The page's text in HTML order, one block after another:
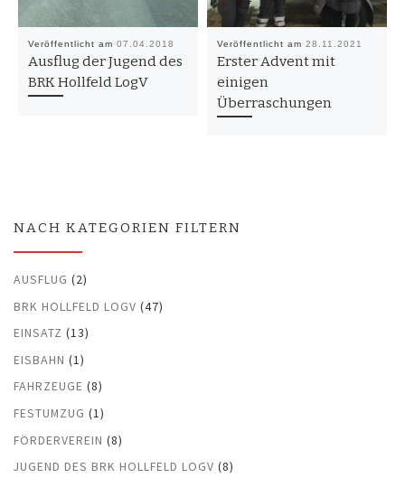
Veröffentlicht am07.04.2018
Ausflug der Jugend des
BRK Hollfeld LogV
Veröffentlicht am28.11.2021
Erster Advent mit
einigen
Überraschungen
NACH KATEGORIEN FILTERN
AUSFLUG (2)
BRK HOLLFELD LOGV (47)
EINSATZ (13)
EISBAHN (1)
FAHRZEUGE (8)
FESTUMZUG (1)
FÖRDERVEREIN (8)
JUGEND DES BRK HOLLFELD LOGV (8)